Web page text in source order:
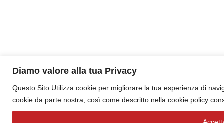
Diamo valore alla tua Privacy
Questo Sito Utilizza cookie per migliorare la tua esperienza di
cookie da parte nostra, così come descritto nella cookie policy